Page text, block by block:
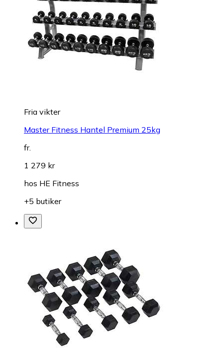
Fria vikter
Master Fitness Hantel Premium 25kg
fr.
1 279 kr
hos HE Fitness
+5 butiker